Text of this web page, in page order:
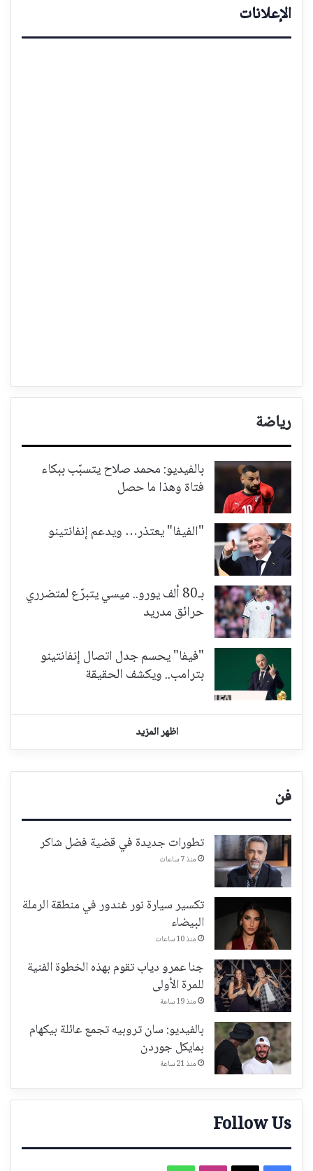
الإعلانات
رياضة
بالفيديو: محمد صلاح يتسبّب ببكاء
فتاة وهذا ما حصل
"الفيفا" يعتذر… ويدعم إنفانتينو
بـ80 ألف يورو.. ميسي يتبرّع لمتضرري
حرائق مدريد
"فيفا" يحسم جدل اتصال إنفانتينو
بترامب.. ويكشف الحقيقة
اظهر المزيد
فن
تطورات جديدة في قضية فضل شاكر
منذ 7 ساعات
تكسير سيارة نور غندور في منطقة الرملة
البيضاء
منذ 10 ساعات
جنا عمرو دياب تقوم بهذه الخطوة الفنية
للمرة الأولى
منذ 19 ساعة
بالفيديو: سان تروبيه تجمع عائلة بيكهام
بمايكل جوردن
منذ 21 ساعة
Follow Us